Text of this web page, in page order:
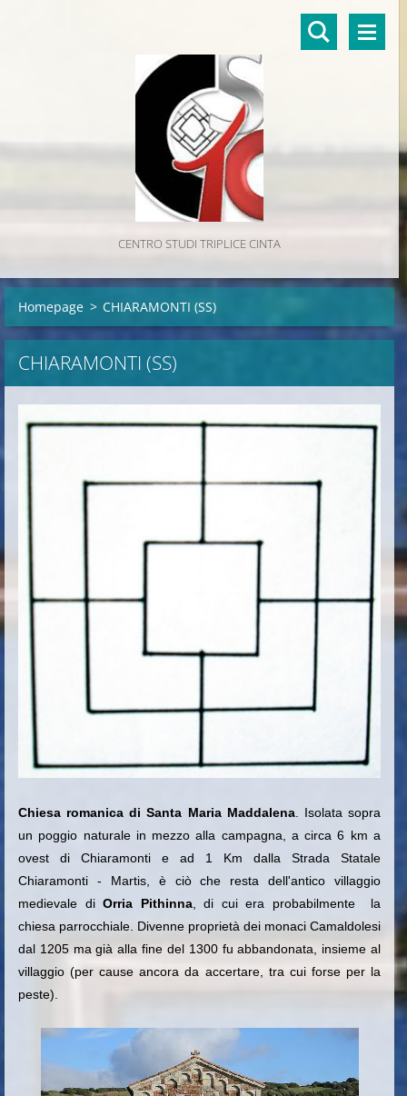
CENTRO STUDI TRIPLICE CINTA
Homepage > CHIARAMONTI (SS)
CHIARAMONTI (SS)
Chiesa romanica di Santa Maria Maddalena. Isolata sopra
un poggio naturale in mezzo alla campagna, a circa 6 km a
ovest di Chiaramonti e ad 1 Km dalla Strada Statale
Chiaramonti - Martis, è ciò che resta dell'antico villaggio
medievale diOrria Pithinna, di cui era probabilmente la
chiesa parrocchiale. Divenne proprietà dei monaci Camaldolesi
dal 1205 ma già alla fine del 1300 fu abbandonata, insieme al
villaggio (per cause ancora da accertare, tra cui forse per la
peste).